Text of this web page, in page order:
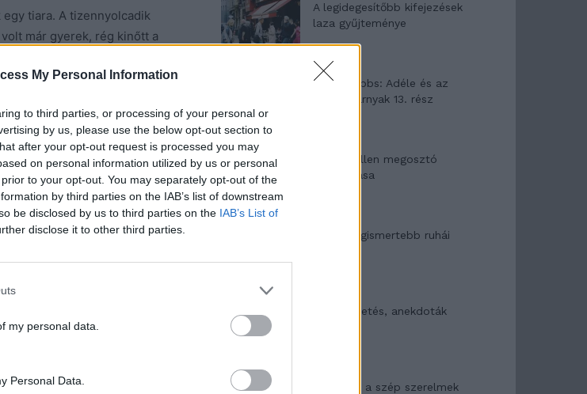
My Personal Information
to third parties, or processing of your personal or
by us, please use the below opt-out section to
after your opt-out request is processed you may
on personal information utilized by us or personal
to your opt-out. You may separately opt-out of the
by third parties on the IAB’s list of downstream
be disclosed by us to third parties on the IAB’s List of
disclose it to other third parties.
my personal data.
Personal Data.
tiara. A tizennyolcadik
már gyerek, rég kinőtt a
ő sosem lesz hercegnő.
sem volt róla, hogy az anyja
a szavai.
veled ennél kevesebbként.
feltápászkodott és
előhúzta azt a cipősdobozt,
Nem volt benne
Az előtte lógó ruhák
laza kontyba fésülte és
úgy festett, mint egy
az utcán, és az
vajon melyik pszichiátriáról
A legidegesítőbb kifejezések
laza gyűjteménye
Elyna Robbs: Adéle és az
örökölt árnyak 13. rész
Woody Allen megosztó
zsenialitása
A világ legismertebb ruhái
Nyár, nevetés, anekdoták
Panna és a szép szerelmek